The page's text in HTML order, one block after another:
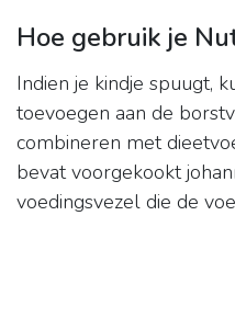
Hoe gebruik je
Indien je kindje spuugt,
toevoegen aan de
combineren met
bevat voorgekookt
voedingsvezel die de